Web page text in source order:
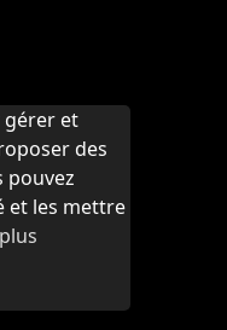
gérer et
des
pouvez
et les mettre